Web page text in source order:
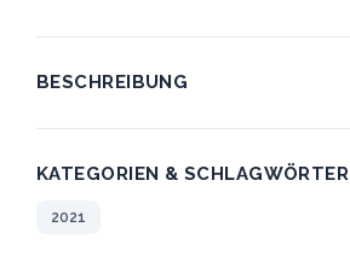
BESCHREIBUNG
KATEGORIEN & SCHLAGWÖRTER
2021